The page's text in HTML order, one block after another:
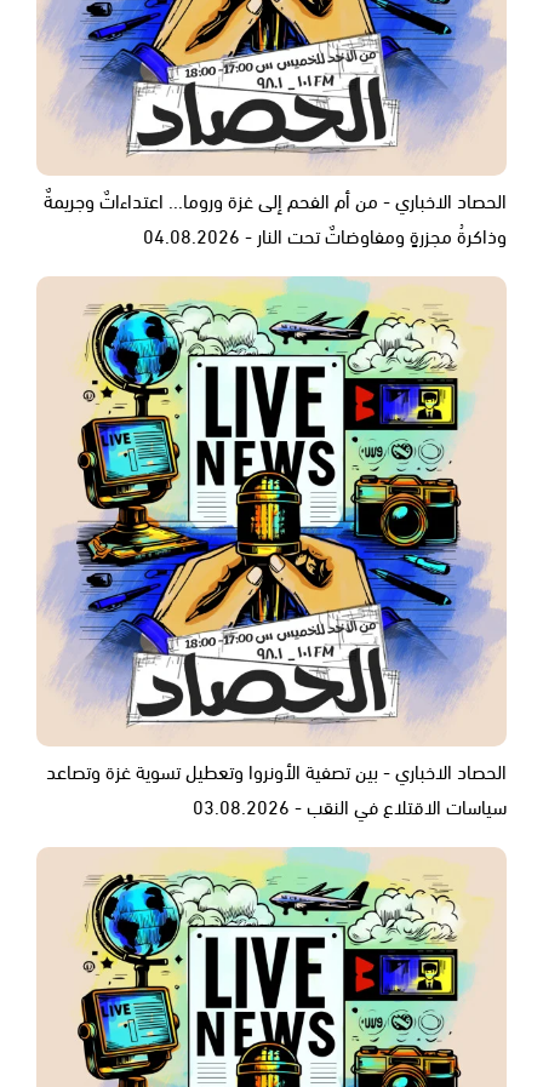
الحصاد الاخباري - من أم الفحم إلى غزة وروما... اعتداءاتٌ وجريمةٌ
وذاكرةُ مجزرةٍ ومفاوضاتٌ تحت النار - 04.08.2026
الحصاد الاخباري - بين تصفية الأونروا وتعطيل تسوية غزة وتصاعد
سياسات الاقتلاع في النقب - 03.08.2026